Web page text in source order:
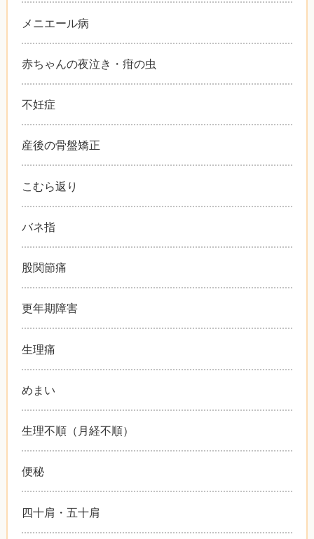
メニエール病
赤ちゃんの夜泣き・疳の虫
不妊症
産後の骨盤矯正
こむら返り
バネ指
股関節痛
更年期障害
生理痛
めまい
生理不順（月経不順）
便秘
四十肩・五十肩